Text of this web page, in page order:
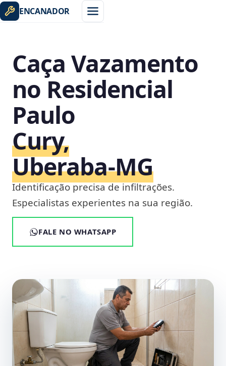
ENCANADOR
Caça Vazamento
no Residencial
Paulo
Cury,
Uberaba‑MG
Identificação precisa de infiltrações.
Especialistas experientes na sua região.
FALE NO WHATSAPP